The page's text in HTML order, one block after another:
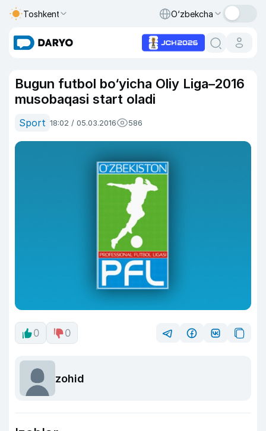
Toshkent O‘zbekcha
Bugun futbol bo‘yicha Oliy Liga–2016
musobaqasi start oladi
Sport 18:02 / 05.03.2016 586
0 0
zohid